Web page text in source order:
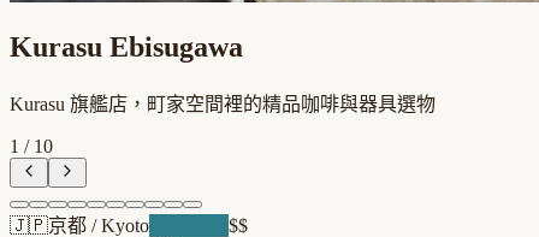
Kurasu Ebisugawa
Kurasu 旗艦店，町家空間裡的精品咖啡與器具選物
1 / 10
🇯🇵京都 /Kyoto
$$